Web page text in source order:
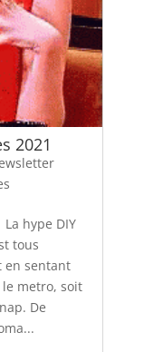
2021
hype DIY
tous
en sentant
metro, soit
De